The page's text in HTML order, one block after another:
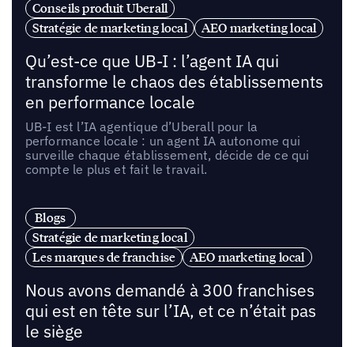
Conseils produit Uberall
Stratégie de marketing local
AEO marketing local
Qu’est-ce que UB-I : l’agent IA qui
transforme le chaos des établissements
en performance locale
UB-I est l’IA agentique d’Uberall pour la
performance locale : un agent IA autonome qui
surveille chaque établissement, décide de ce qui
compte le plus et fait le travail.
Blogs
Stratégie de marketing local
Les marques de franchise
AEO marketing local
Nous avons demandé à 300 franchises
qui est en tête sur l’IA, et ce n’était pas
le siège